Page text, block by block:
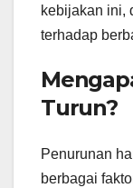
kebijakan ini,
terhadap
Turun?
Penurunan
berbagai